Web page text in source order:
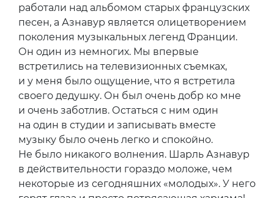
работали над альбомом старых французских
песен, а Азнавур является олицетворением
поколения музыкальных легенд Франции.
Он один из немногих. Мы впервые
встретились на телевизионных съемках,
и у меня было ощущение, что я встретила
своего дедушку. Он был очень добр ко мне
и очень заботлив. Остаться с ним один
на один в студии и записывать вместе
музыку было очень легко и спокойно.
Не было никакого волнения. Шарль Азнавур
в действительности гораздо моложе, чем
некоторые из сегодняшних «молодых». У него